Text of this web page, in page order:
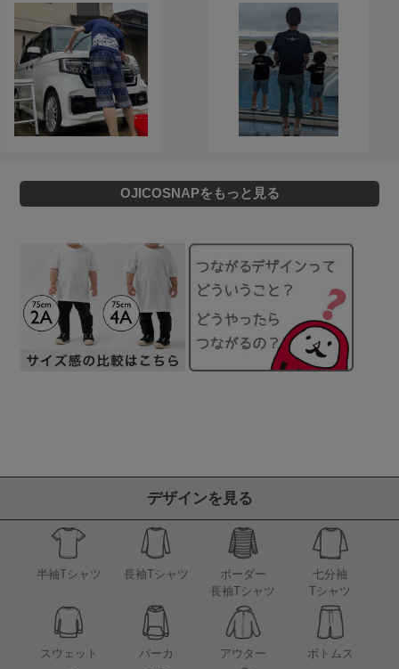
OJICOSNAPをもっと見る
デザインを見る
半袖Tシャツ 長袖Tシャツ
ボーダー
長袖Tシャツ
七分袖
Tシャツ
スウェット パーカ アウター ボトムス